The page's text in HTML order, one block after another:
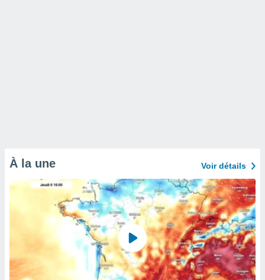
À la une Voir détails